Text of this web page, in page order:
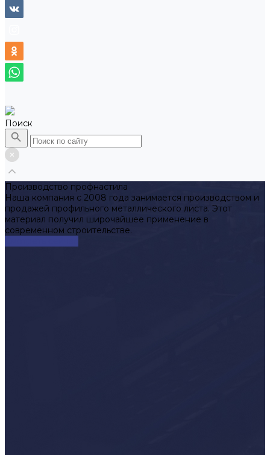
Поиск
Производство профнастила
Наша компания с 2008 года занимается производством и
продажей профильного металлического листа. Этот
материал получил широчайшее применение в
современном строительстве.